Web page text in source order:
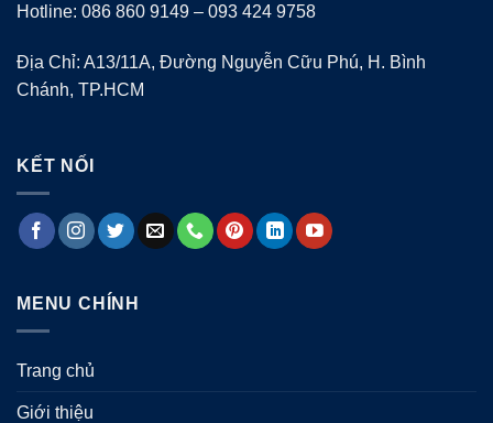
Hotline: 086 860 9149 – 093 424 9758
Địa Chỉ: A13/11A, Đường Nguyễn Cữu Phú, H. Bình
Chánh, TP.HCM
KẾT NỐI
MENU CHÍNH
Trang chủ
Giới thiệu